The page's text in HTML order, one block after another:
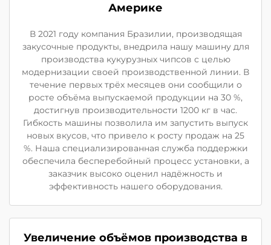
Америке
В 2021 году компания Бразилии, производящая
закусочные продукты, внедрила нашу машину для
производства кукурузных чипсов с целью
модернизации своей производственной линии. В
течение первых трёх месяцев они сообщили о
росте объёма выпускаемой продукции на 30 %,
достигнув производительности 1200 кг в час.
Гибкость машины позволила им запустить выпуск
новых вкусов, что привело к росту продаж на 25
%. Наша специализированная служба поддержки
обеспечила бесперебойный процесс установки, а
заказчик высоко оценил надёжность и
эффективность нашего оборудования.
Увеличение объёмов производства в